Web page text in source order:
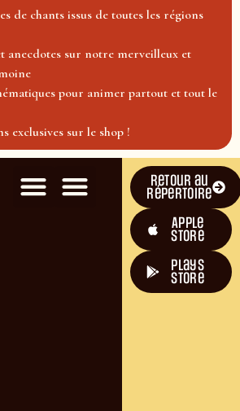
de chants issus de toutes les régions
anecdotes sur notre merveilleux et
pour animer partout et tout le
exclusives sur le shop !
Retour au
répertoire
Apple
Store
plays
store